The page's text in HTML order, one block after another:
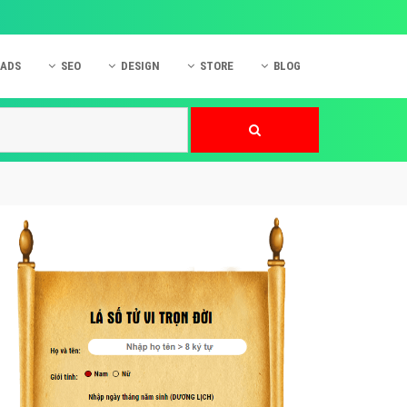
cáo Online
cáo Skype
cáo TVC
cáo Cốc Cốc
ứng dụng hay
SEO DESIGN
Hỏi đáp Website
STORE BLOG